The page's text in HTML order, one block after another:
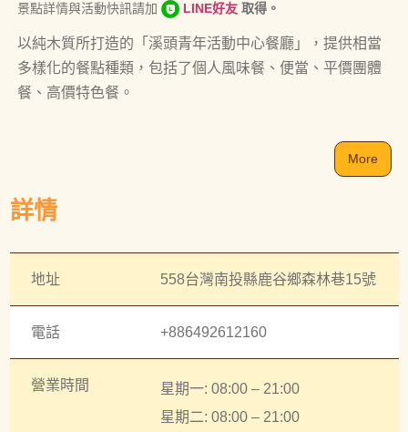
景點詳情與活動快訊請加 LINE好友 取得。
以純木質所打造的「溪頭青年活動中心餐廳」，提供相當
多樣化的餐點種類，包括了個人風味餐、便當、平價團體
餐、高價特色餐。
More
詳情
地址 558台灣南投縣鹿谷鄉森林巷15號
電話 +886492612160
營業時間
星期一: 08:00 – 21:00
星期二: 08:00 – 21:00